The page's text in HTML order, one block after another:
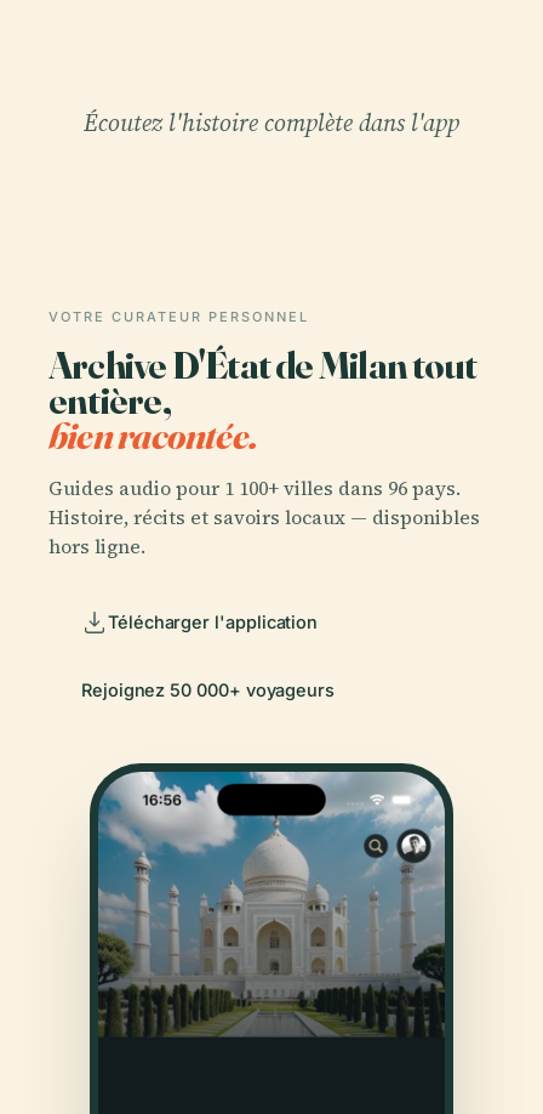
Écoutez l'histoire complète dans l'app
VOTRE CURATEUR PERSONNEL
Archive D'État de Milan tout
entière,
bien racontée.
Guides audio pour 1 100+ villes dans 96 pays.
Histoire, récits et savoirs locaux — disponibles
hors ligne.
Télécharger l'application
Rejoignez 50 000+ voyageurs